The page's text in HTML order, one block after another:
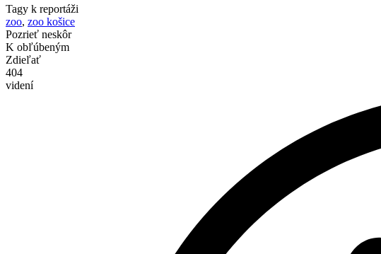
Tagy k reportáži
zoo, zoo košice
Pozrieť neskôr
K obľúbeným
Zdieľať
404
videní